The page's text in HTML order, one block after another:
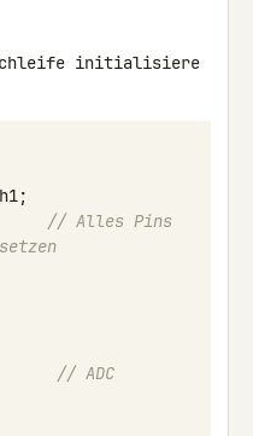
Schleife initialisiere
;
// Alles Pins
// ADC